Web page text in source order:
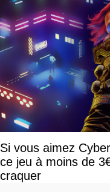
Si vous aimez
ce jeu à moins de
craquer